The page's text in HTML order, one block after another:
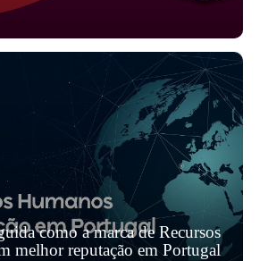
acaba de divulgar a lista Top 20 de
como a marca de Recursos
melhor reputação em Portugal